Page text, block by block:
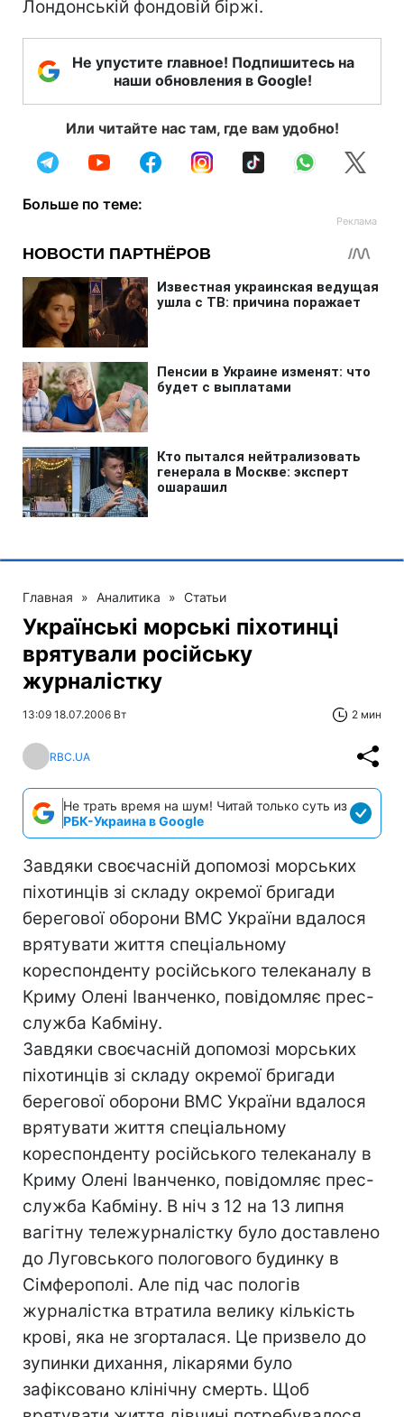
Лондонській фондовій біржі.
Не упустите главное! Подпишитесь на
наши обновления в Google!
Или читайте нас там, где вам удобно!
Больше по теме:
Главная » Аналитика » Статьи
Українські морські піхотинці
врятували російську
журналістку
13:09 18.07.2006 Вт 2 мин
RBC.UA
Не трать время на шум! Читай только суть из
РБК-Украина в Google
Завдяки своєчасній допомозі морських
піхотинців зі складу окремої бригади
берегової оборони ВМС України вдалося
врятувати життя спеціальному
кореспонденту російського телеканалу в
Криму Олені Іванченко, повідомляє прес-
служба Кабміну.
Завдяки своєчасній допомозі морських
піхотинців зі складу окремої бригади
берегової оборони ВМС України вдалося
врятувати життя спеціальному
кореспонденту російського телеканалу в
Криму Олені Іванченко, повідомляє прес-
служба Кабміну. В ніч з 12 на 13 липня
вагітну тележурналістку було доставлено
до Луговського пологового будинку в
Сімферополі. Але під час пологів
журналістка втратила велику кількість
крові, яка не згорталася. Це призвело до
зупинки дихання, лікарями було
зафіксовано клінічну смерть. Щоб